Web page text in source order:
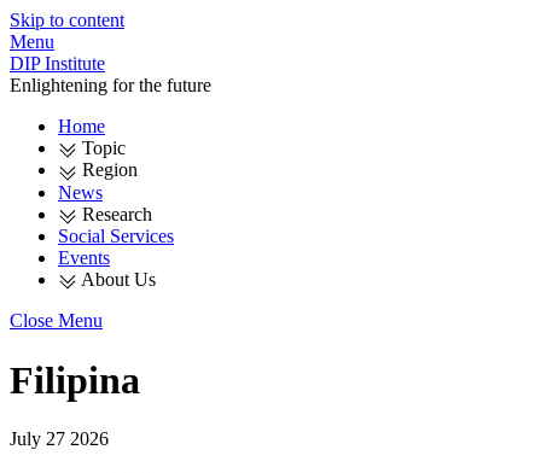
Skip to content
Menu
DIP Institute
Enlightening for the future
Home
Topic
Region
News
Research
Social Services
Events
About Us
Close Menu
Filipina
July 27 2026